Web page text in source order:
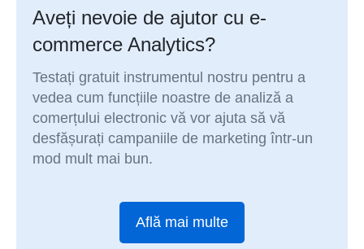
Aveți nevoie de ajutor cu e-
commerce Analytics?
Testați gratuit instrumentul nostru pentru a
vedea cum funcțiile noastre de analiză a
comerțului electronic vă vor ajuta să vă
desfășurați campaniile de marketing într-un
mod mult mai bun.
Află mai multe